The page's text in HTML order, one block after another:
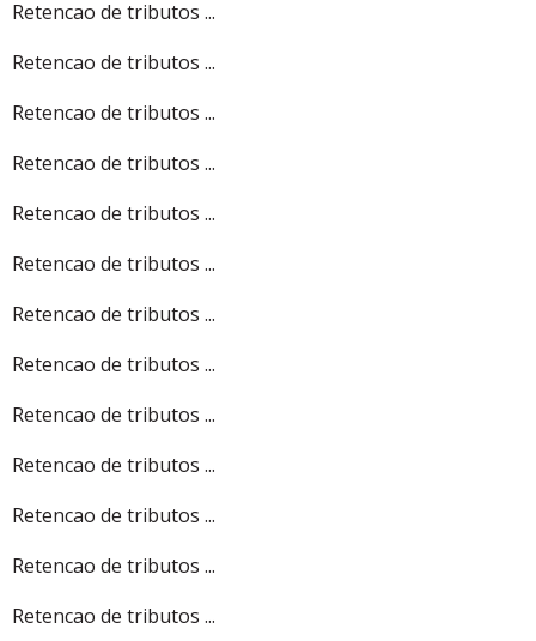
Retencao de tributos ...
Retencao de tributos ...
Retencao de tributos ...
Retencao de tributos ...
Retencao de tributos ...
Retencao de tributos ...
Retencao de tributos ...
Retencao de tributos ...
Retencao de tributos ...
Retencao de tributos ...
Retencao de tributos ...
Retencao de tributos ...
Retencao de tributos ...